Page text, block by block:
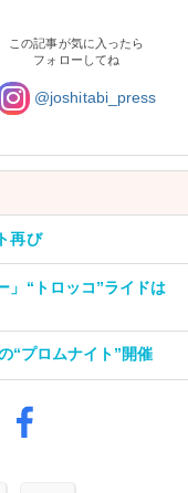
この記事が気に入ったら
フォローしてね
@joshitabi_press
再び
」“トロッコ”ライドは
“プロムナイト”開催